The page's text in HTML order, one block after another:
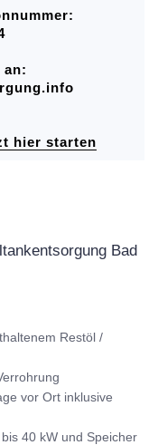
an:
hier starten
Bad
Restöl /
vor Ort inklusive
40 kW und Speicher